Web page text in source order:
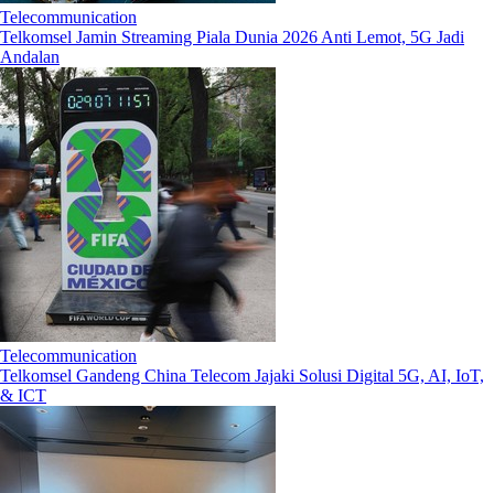
Telecommunication
Telkomsel Jamin Streaming Piala Dunia 2026 Anti Lemot, 5G Jadi
Andalan
Telecommunication
Telkomsel Gandeng China Telecom Jajaki Solusi Digital 5G, AI, IoT,
& ICT